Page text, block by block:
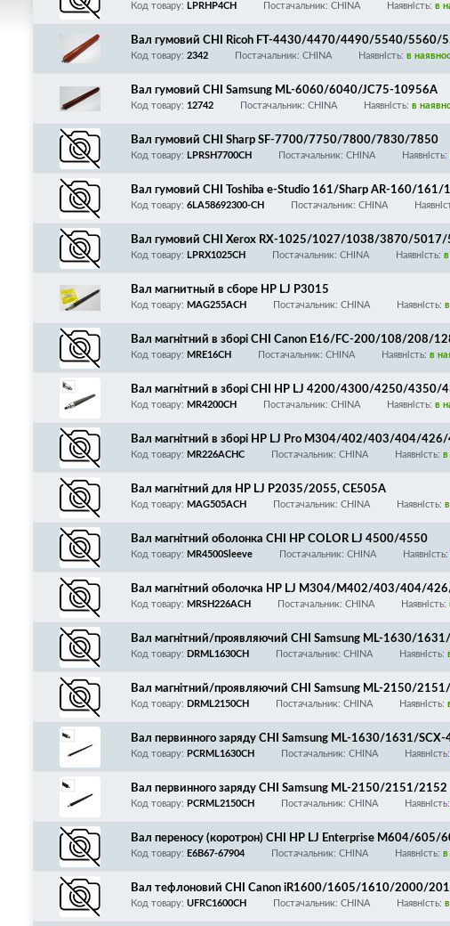
Код товару: LPRHP4CH Постачальник: CHINA Наявність: в
Вал гумовий CHI Ricoh FT-4430/4470/4490/5540/5560/
Код товару: 2342 Постачальник: CHINA Наявність: в
Вал гумовий CHI Samsung ML-6060/6040/JC75-10956A
Код товару: 12742 Постачальник: CHINA Наявність: в
Вал гумовий CHI Sharp SF-7700/7750/7800/7830/7850
Код товару: LPRSH7700CH Постачальник: CHINA Наявність:
Вал гумовий CHI Toshiba e-Studio 161/Sharp AR-160/
0/5316/5320/6LA58692300/NROLR0031QS
Код товару: 6LA58692300-CH Постачальник: CHINA
Вал гумовий CHI Xerox RX-1025/1027/1038/3870/
815/022S63202
Код товару: LPRX1025CH Постачальник: CHINA Наявність:
Вал магнитный в сборе HP LJ P3015
Код товару: MAG255ACH Постачальник: CHINA Наявність:
Вал магнітний в зборі CHI Canon E16/FC-200/108/
0/310/330/400/550/920/980/PC-700/740/745/770/
Код товару: MRE16CH Постачальник: CHINA Наявність: в
Вал магнітний в зборі CHI HP LJ 4200/4300/4250/
Код товару: MR4200CH Постачальник: CHINA Наявність: в
Вал магнітний в зборі HP LJ Pro M304/402/403/404/
Код товару: MR226ACHC Постачальник: CHINA Наявність: в
Вал магнітний для HP LJ P2035/2055, CE505A
Код товару: MAG505ACH Постачальник: CHINA Наявність:
Вал магнітний оболонка CHI HP COLOR LJ 4500/4550
Код товару: MR4500Sleeve Постачальник: CHINA Наявність:
Вал магнітний оболочка HP LJ M304/M402/403/404/
non MF421/426/428/429/443/445/446/449/LBP212/
056H/057/057H/T06/T08/T13
Код товару: MRSH226ACH Постачальник: CHINA Наявність:
Вал магнітний/проявляючий CHI Samsung ML-1630/
Код товару: DRML1630CH Постачальник: CHINA Наявність:
Вал магнітний/проявляючий CHI Samsung ML-2150/
Код товару: DRML2150CH Постачальник: CHINA Наявність:
Вал первинного заряду CHI Samsung ML-1630/1631/
Код товару: PCRML1630CH Постачальник: CHINA Наявність:
Вал первинного заряду CHI Samsung ML-2150/2151/2152
Код товару: PCRML2150CH Постачальник: CHINA Наявність:
Вал переносу (коротрон) CHI HP LJ Enterprise M604/605/
Код товару: E6B67-67904 Постачальник: CHINA Наявність: в
Вал тефлоновий CHI Canon iR1600/1605/1610/2000/
Код товару: UFRC1600CH Постачальник: CHINA Наявність: